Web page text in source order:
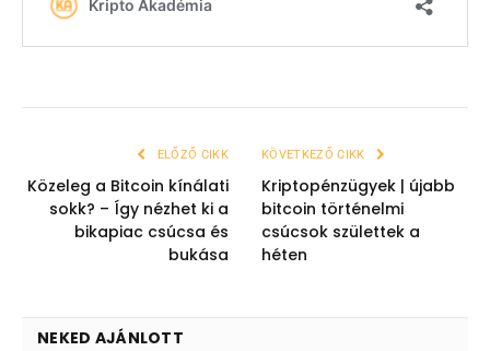
ELŐZŐ CIKK
Közeleg a Bitcoin kínálati
sokk? – Így nézhet ki a
bikapiac csúcsa és
bukása
KÖVETKEZŐ CIKK
Kriptopénzügyek | újabb
bitcoin történelmi
csúcsok születtek a
héten
NEKED AJÁNLOTT